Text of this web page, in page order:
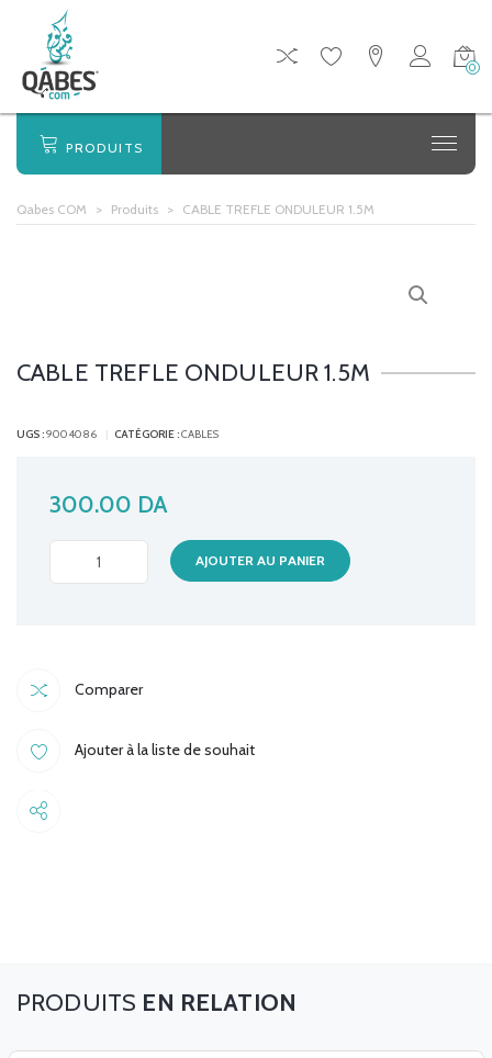
0
PRODUITS
Qabes COM > Produits > CABLE TREFLE ONDULEUR 1.5M
CABLE TREFLE ONDULEUR 1.5M
UGS :9004086 CATÉGORIE :CABLES
300.00 DA
CABLE
TREFLE
AJOUTER AU PANIER
Comparer
Ajouter à la liste de souhait
EN RELATION